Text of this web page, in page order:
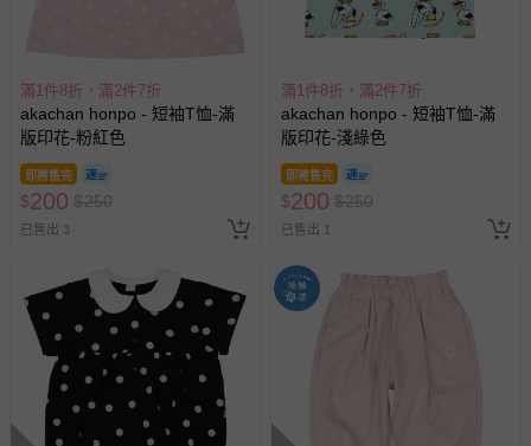
滿1件8折，滿2件7折
akachan honpo - 短袖T恤-滿
版印花-粉紅色
即將售完
$200 $250
已售出 3
滿1件8折，滿2件7折
akachan honpo - 短袖T恤-滿
版印花-淺綠色
即將售完
$200 $250
已售出 1